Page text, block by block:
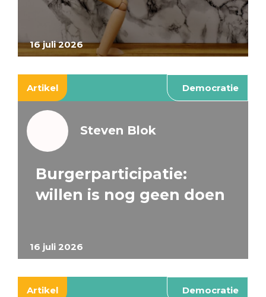
16 juli 2026
Artikel Democratie
16 juli 2026
Steven Blok
Burgerparticipatie:
willen is nog geen doen
Artikel Democratie